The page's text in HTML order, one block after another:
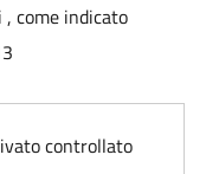
come indicato
controllato